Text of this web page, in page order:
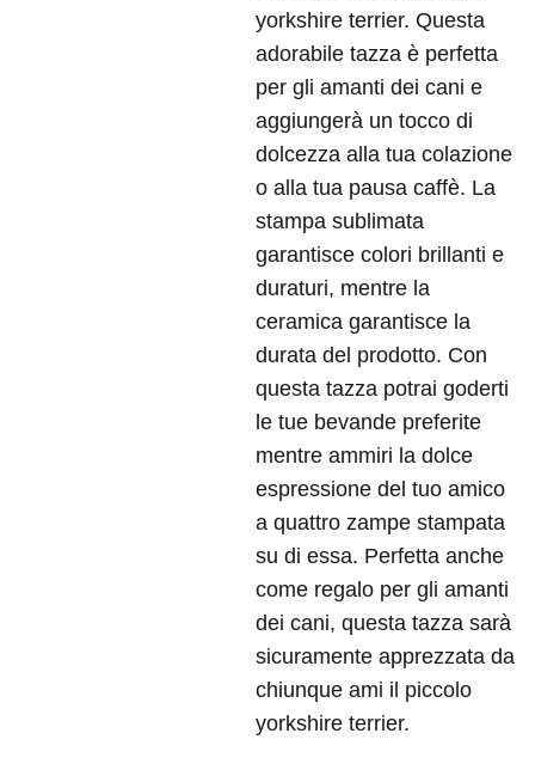
yorkshire terrier. Questa
adorabile tazza è perfetta
per gli amanti dei cani e
aggiungerà un tocco di
dolcezza alla tua colazione
o alla tua pausa caffè. La
stampa sublimata
garantisce colori brillanti e
duraturi, mentre la
ceramica garantisce la
durata del prodotto. Con
questa tazza potrai goderti
le tue bevande preferite
mentre ammiri la dolce
espressione del tuo amico
a quattro zampe stampata
su di essa. Perfetta anche
come regalo per gli amanti
dei cani, questa tazza sarà
sicuramente apprezzata da
chiunque ami il piccolo
yorkshire terrier.